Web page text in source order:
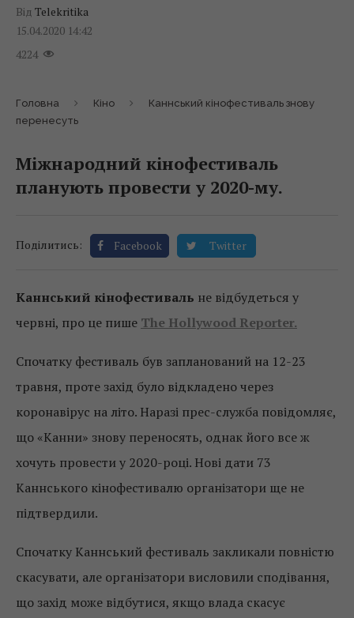
Від Telekritika
15.04.2020 14:42
4224
Головна Кіно
Каннський кінофестиваль знову
перенесуть
Міжнародний кінофестиваль
планують провести у 2020-му.
Поділитись: Facebook Twitter
Каннський кінофестиваль не відбудеться у
червні, про це пише The Hollywood Reporter.
Спочатку фестиваль був запланований на 12-23
травня, проте захід було відкладено через
коронавірус на літо. Наразі прес-служба повідомляє,
що «Канни» знову переносять, однак його все ж
хочуть провести у 2020-році. Нові дати 73
Каннського кінофестивалю організатори ще не
підтвердили.
Спочатку Каннський фестиваль закликали повністю
скасувати, але організатори висловили сподівання,
що захід може відбутися, якщо влада скасує